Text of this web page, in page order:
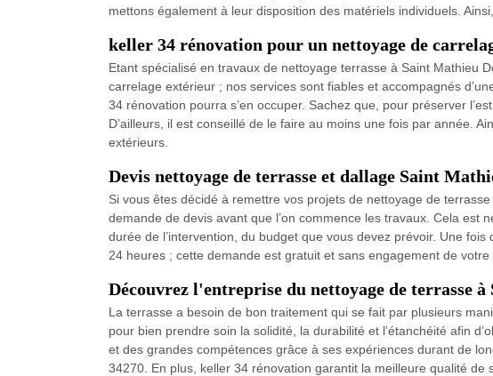
mettons également à leur disposition des matériels individuels.
keller 34 rénovation pour un nettoyage de
Etant spécialisé en travaux de nettoyage terrasse à Saint Mathieu
carrelage extérieur ; nos services sont fiables et accompagnés
34 rénovation pourra s’en occuper. Sachez que, pour préserver
D’ailleurs, il est conseillé de le faire au moins une fois par année.
extérieurs.
Devis nettoyage de terrasse et dallage Saint
Si vous êtes décidé à remettre vos projets de nettoyage de
demande de devis avant que l’on commence les travaux. Cela est
durée de l’intervention, du budget que vous devez prévoir. Une
24 heures ; cette demande est gratuit et sans engagement de votre
Découvrez l'entreprise du nettoyage de terrasse
La terrasse a besoin de bon traitement qui se fait par plusieurs
pour bien prendre soin la solidité, la durabilité et l’étanchéité afin
et des grandes compétences grâce à ses expériences durant de
34270. En plus, keller 34 rénovation garantit la meilleure qualité